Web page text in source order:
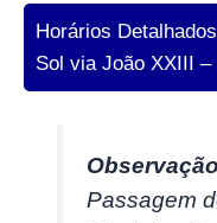
Horários
Sol via João XXIII
Passagem